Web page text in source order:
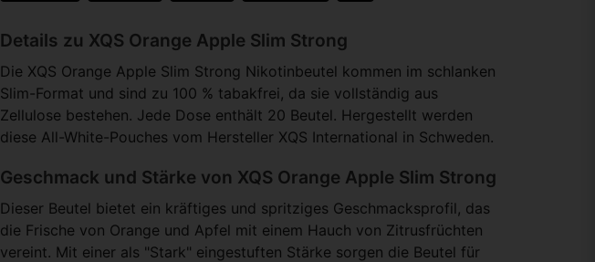
Details zu XQS Orange Apple Slim Strong
Die XQS Orange Apple Slim Strong Nikotinbeutel kommen im schlanken
Slim-Format und sind zu 100 % tabakfrei, da sie vollständig aus
Zellulose bestehen. Jede Dose enthält 20 Beutel. Hergestellt werden
diese All-White-Pouches vom Hersteller XQS International in Schweden.
Geschmack und Stärke von XQS Orange Apple Slim Strong
Dieser Beutel bietet ein kräftiges und spritziges Geschmacksprofil, das
die Frische von Orange und Apfel mit einem Hauch von Zitrusfrüchten
vereint. Mit einer als "Stark" eingestuften Stärke sorgen die Beutel für